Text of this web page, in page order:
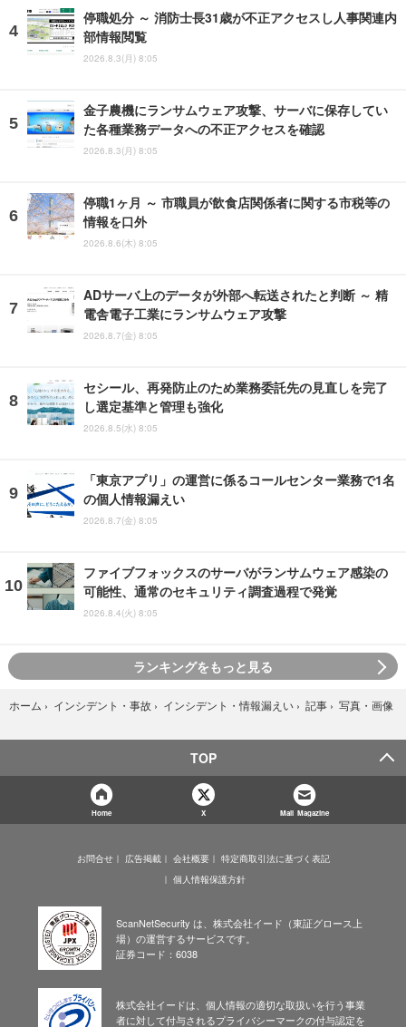
停職処分 ～ 消防士長31歳が不正アクセスし人事関連内
部情報閲覧
2026.8.3(月) 8:05
金子農機にランサムウェア攻撃、サーバに保存してい
た各種業務データへの不正アクセスを確認
2026.8.3(月) 8:05
停職1ヶ月 ～ 市職員が飲食店関係者に関する市税等の
情報を口外
2026.8.6(木) 8:05
ADサーバ上のデータが外部へ転送されたと判断 ～ 精
電舎電子工業にランサムウェア攻撃
2026.8.7(金) 8:05
セシール、再発防止のため業務委託先の見直しを完了
し選定基準と管理も強化
2026.8.5(水) 8:05
「東京アプリ」の運営に係るコールセンター業務で1名
の個人情報漏えい
2026.8.7(金) 8:05
ファイブフォックスのサーバがランサムウェア感染の
可能性、通常のセキュリティ調査過程で発覚
2026.8.4(火) 8:05
ランキングをもっと見る
ホーム › インシデント・事故 › インシデント・情報漏えい › 記事 › 写真・画像
TOP
Home X Mail Magazine
お問合せ 広告掲載 会社概要
特定商取引法に基づく表記
個人情報保護方針
ScanNetSecurity は、株式会社イード（東証グロース上
場）の運営するサービスです。
証券コード：6038
株式会社イードは、個人情報の適切な取扱いを行う事業
者に対して付与されるプライバシーマークの付与認定を